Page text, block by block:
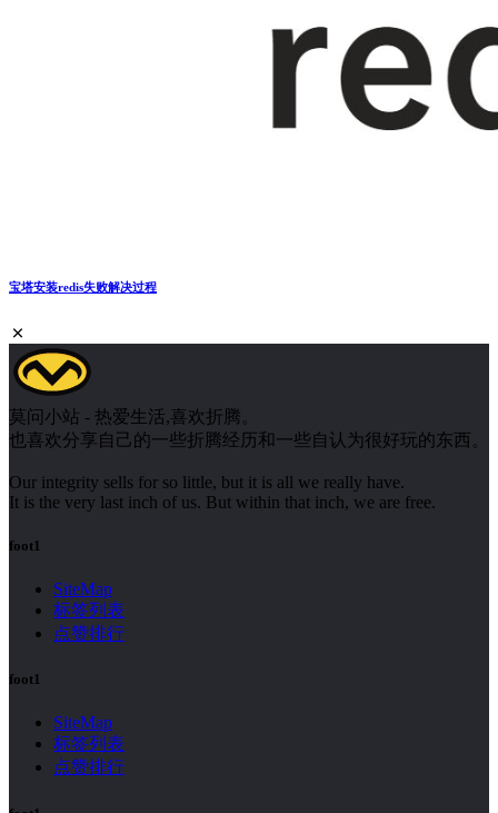
宝塔安装redis失败解决过程
莫问小站 - 热爱生活,喜欢折腾。
也喜欢分享自己的一些折腾经历和一些自认为很好玩的东西。
Our integrity sells for so little, but it is all we really have.
It is the very last inch of us. But within that inch, we are free.
foot1
SiteMap
标签列表
点赞排行
foot1
SiteMap
标签列表
点赞排行